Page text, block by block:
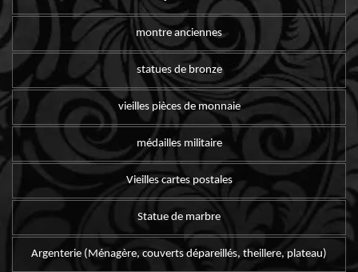
montre anciennes
statues de bronze
vieilles pièces de monnaie
médailles militaire
Vieilles cartes postales
Statue de marbre
Argenterie (Ménagère, couverts dépareillés, theillere, plateau)